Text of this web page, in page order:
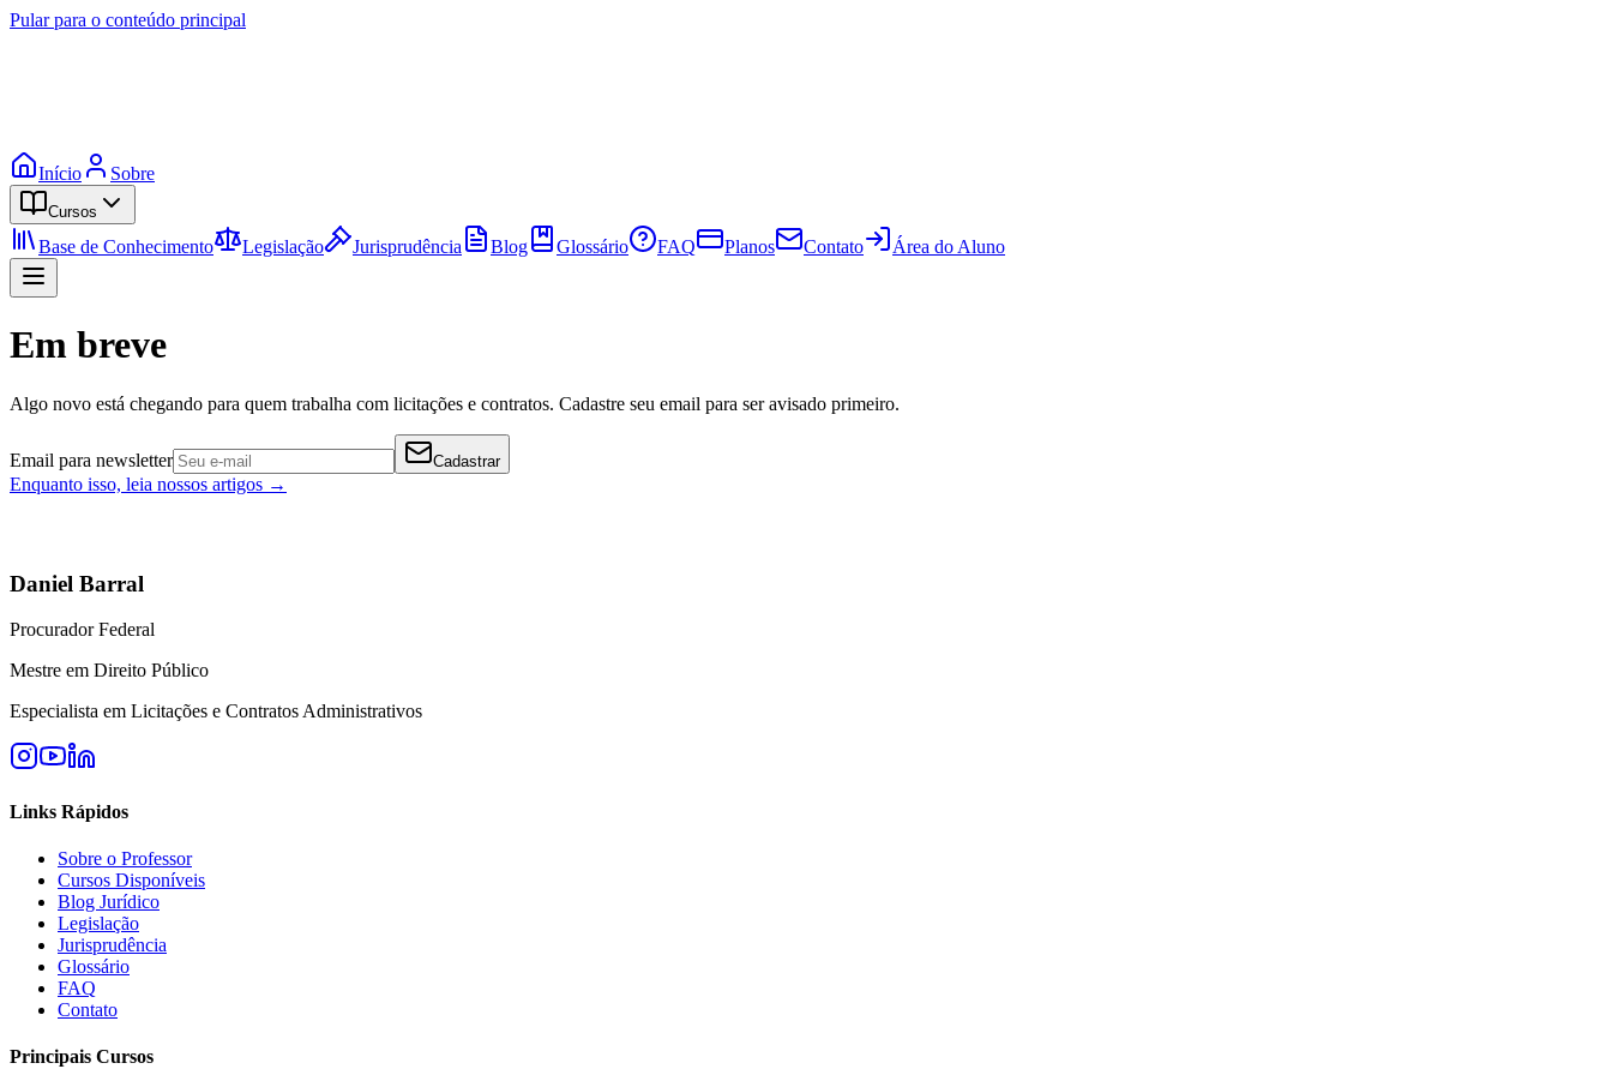
Pular para o conteúdo principal
Início Sobre
Cursos
Base de Conhecimento Legislação Jurisprudência Blog Glossário FAQ Planos Contato Área do Aluno
Em breve
Algo novo está chegando para quem trabalha com licitações e contratos. Cadastre seu email para ser avisado primeiro.
Email para newsletter Cadastrar
Enquanto isso, leia nossos artigos →
Daniel Barral
Procurador Federal
Mestre em Direito Público
Especialista em Licitações e Contratos Administrativos
Links Rápidos
Sobre o Professor
Cursos Disponíveis
Blog Jurídico
Legislação
Jurisprudência
Glossário
FAQ
Contato
Principais Cursos